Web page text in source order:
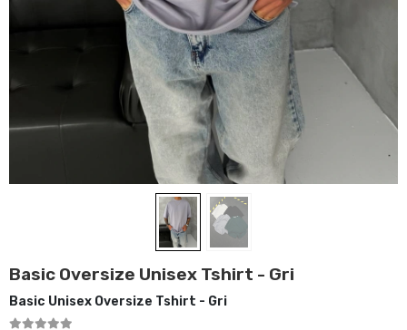
Basic Oversize Unisex Tshirt - Gri
Basic Unisex Oversize Tshirt - Gri